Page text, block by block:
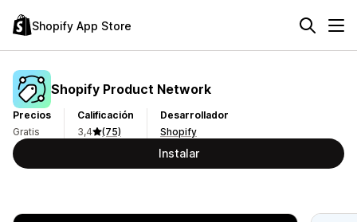
Shopify App Store
Shopify Product Network
Precios
Gratis
Calificación
3,4
(75)
Desarrollador
Shopify
Instalar